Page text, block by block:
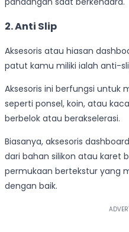
2. Anti Slip
Aksesoris atau hiasan
patut kamu miliki ialah anti-
Aksesoris ini berfungsi untuk
seperti ponsel, koin, atau
berbelok atau berakselerasi.
Biasanya, aksesoris
dari bahan silikon atau karet
permukaan bertekstur yang
dengan baik.